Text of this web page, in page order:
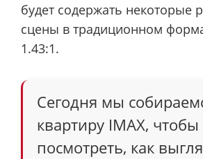
будет содержать некоторые
сцены в традиционном
1.43:1.
Сегодня мы
квартиру IMAX, чтобы
посмотреть, как